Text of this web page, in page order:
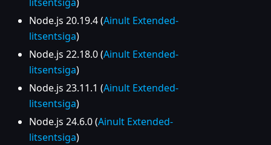
Node.js 20.19.4 (Ainult Extended-
litsentsiga)
Node.js 22.18.0 (Ainult Extended-
litsentsiga)
Node.js 23.11.1 (Ainult Extended-
litsentsiga)
Node.js 24.6.0 (Ainult Extended-
litsentsiga)